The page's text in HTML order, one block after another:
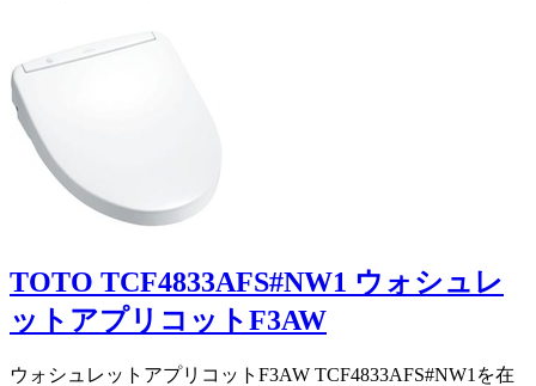
TOTO TCF4833AFS#NW1 ウォシュレ
ットアプリコットF3AW
ウォシュレットアプリコットF3AW TCF4833AFS#NW1を在